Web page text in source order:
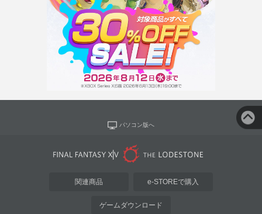
パソコン版へ
関連商品 e-STOREで購入
ゲームダウンロード